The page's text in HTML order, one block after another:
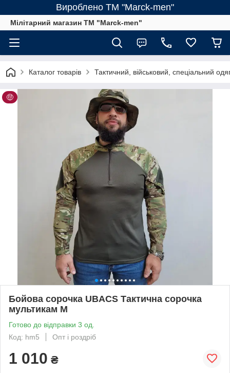
Вироблено ТМ "Marck-men"
Мілітарний магазин ТМ "Marck-men"
Каталог товарів Тактичний, військовий, спеціальний
🤑
Бойова сорочка UBACS Тактична сорочка
мультикам М
Готово до відправки 3 од.
Код: hm5
Опт і роздріб
1 010 ₴